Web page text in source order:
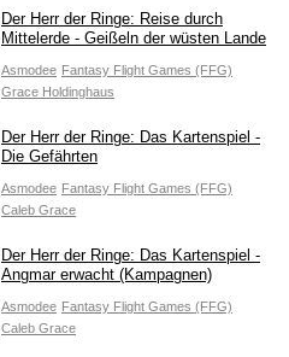
Der Herr der Ringe: Reise durch
Mittelerde - Geißeln der wüsten Lande
Asmodee Fantasy Flight Games (FFG)
Grace Holdinghaus
Der Herr der Ringe: Das Kartenspiel -
Die Gefährten
Asmodee Fantasy Flight Games (FFG)
Caleb Grace
Der Herr der Ringe: Das Kartenspiel -
Angmar erwacht (Kampagnen)
Asmodee Fantasy Flight Games (FFG)
Caleb Grace